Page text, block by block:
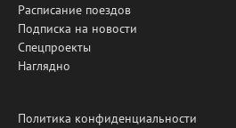
Расписание поездов
Подписка на новости
Спецпроекты
Наглядно
Политика конфиденциальности